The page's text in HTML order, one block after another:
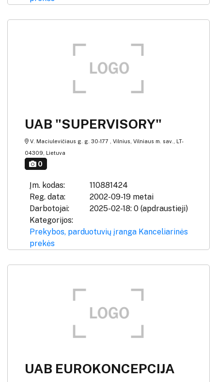
UAB "SUPERVISORY"
V. Maciulevičiaus g. g. 30-177 , Vilnius, Vilniaus m. sav., LT-
04309, Lietuva
0
Įm. kodas:
110881424
Reg. data:
2002-09-19 metai
Darbotojai:
2025-02-18: 0 (apdraustieji)
Kategorijos:
Prekybos, parduotuvių įranga Kanceliarinės
prekės
UAB EUROKONCEPCIJA